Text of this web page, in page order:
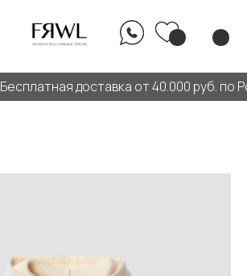
Бесплатная доставка от 40.000 руб. по